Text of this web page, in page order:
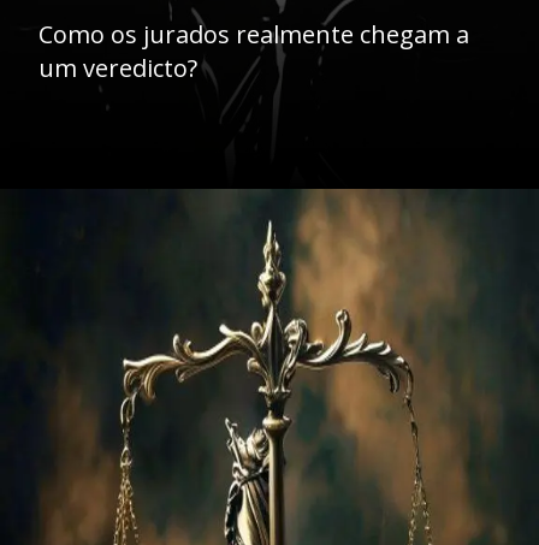
Como os jurados realmente chegam a
um veredicto?
https://ademilsoncs.adv.br/